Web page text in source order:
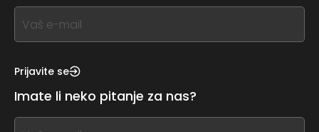
If
you
this,
this
form
Prijavite se
Imate li neko pitanje za nas?
If